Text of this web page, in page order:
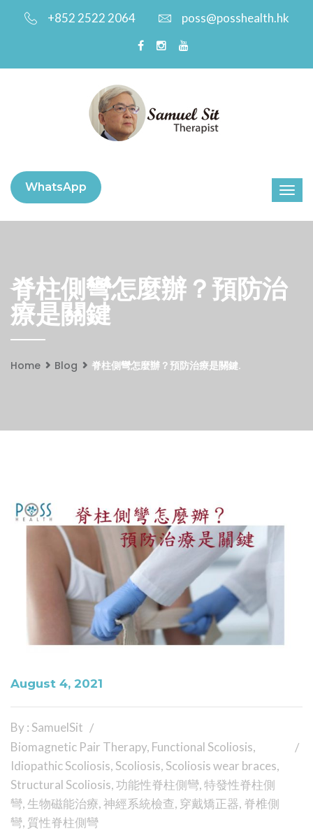
+852 2522 2064 poss@posshealth.hk
WhatsApp
脊柱側彎怎麼辦？預防治
療是關鍵
Home Blog 脊柱側彎怎麼辦？預防治療是關鍵.
August 4, 2021
By : SamuelSit
Biomagnetic Pair Therapy, Functional Scoliosis,
Idiopathic Scoliosis, Scoliosis, Scoliosis wear braces,
Structural Scoliosis,功能性脊柱側彎,特發性脊柱側
彎, 生物磁能治療,神經系統檢查, 穿戴矯正器, 脊椎側
彎, 質性脊柱側彎